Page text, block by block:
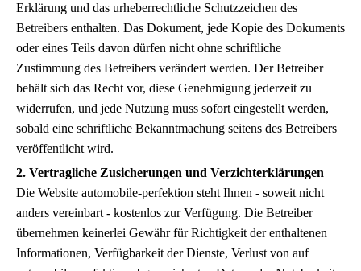
Erklärung und das urheberrechtliche Schutzzeichen des
Betreibers enthalten. Das Dokument, jede Kopie des Dokuments
oder eines Teils davon dürfen nicht ohne schriftliche
Zustimmung des Betreibers verändert werden. Der Betreiber
behält sich das Recht vor, diese Genehmigung jederzeit zu
widerrufen, und jede Nutzung muss sofort eingestellt werden,
sobald eine schriftliche Bekanntmachung seitens des Betreibers
veröffentlicht wird.
2. Vertragliche Zusicherungen und Verzichterklärungen
Die Website automobile-perfektion steht Ihnen - soweit nicht
anders vereinbart - kostenlos zur Verfügung. Die Betreiber
übernehmen keinerlei Gewähr für Richtigkeit der enthaltenen
Informationen, Verfügbarkeit der Dienste, Verlust von auf